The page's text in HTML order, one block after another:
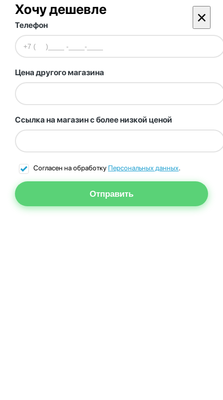
Хочу дешевле ×
Телефон
Цена другого магазина
Ссылка на магазин с более низкой ценой
Согласен на обработку Персональных данных.
Отправить